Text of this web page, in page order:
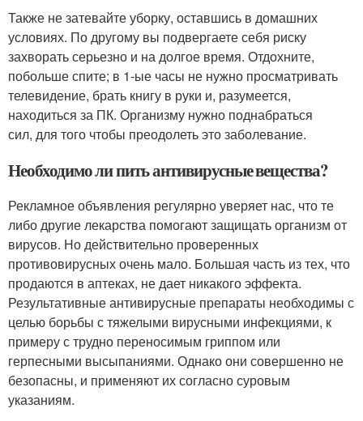
Также не затевайте уборку, оставшись в домашних
условиях. По другому вы подвергаете себя риску
захворать серьезно и на долгое время. Отдохните,
побольше спите; в 1-ые часы не нужно просматривать
телевидение, брать книгу в руки и, разумеется,
находиться за ПК. Организму нужно поднабраться
сил, для того чтобы преодолеть это заболевание.
Необходимо ли пить антивирусные вещества?
Рекламное объявления регулярно уверяет нас, что те
либо другие лекарства помогают защищать организм от
вирусов. Но действительно проверенных
противовирусных очень мало. Большая часть из тех, что
продаются в аптеках, не дает никакого эффекта.
Результативные антивирусные препараты необходимы с
целью борьбы с тяжелыми вирусными инфекциями, к
примеру с трудно переносимым гриппом или
герпесными высыпаниями. Однако они совершенно не
безопасны, и применяют их согласно суровым
указаниям.